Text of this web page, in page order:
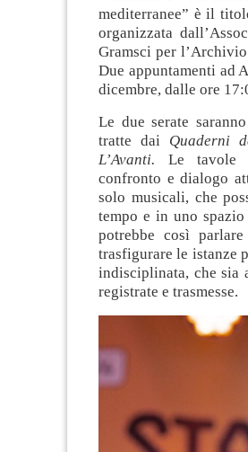
mediterranee” è il
organizzata
Gramsci per
Due appuntamenti ad
dicembre, dalle ore
Le due serate
tratte dai Quaderni
L’Avanti. Le tavole
confronto e dialogo
solo musicali, che
tempo e in uno
potrebbe così
trasfigurare le istanze
indisciplinata, che sia
registrate e trasmesse.